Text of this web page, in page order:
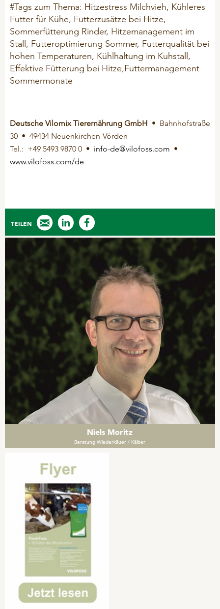
#Tags zum Thema: Hitzestress Milchvieh, Kühleres
Futter für Kühe, Futterzusätze bei Hitze,
Sommerfütterung Rinder, Hitzemanagement im
Stall, Futteroptimierung Sommer, Futterqualität bei
hohen Temperaturen, Kühlhaltung im Kuhstall,
Effektive Fütterung bei Hitze,Futtermanagement
Sommermonate
Deutsche Vilomix Tierernährung GmbH • Bahnhofstraße
30 • 49434 Neuenkirchen-Vörden
Tel.: +49 5493 9870 0 • info-de@vilofoss.com •
www.vilofoss.com/de
TEILEN
Niels Moritz
Beratung Wiederkäuer / Kälber